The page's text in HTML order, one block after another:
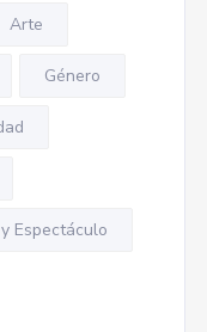
Arte
Género
Espectáculo